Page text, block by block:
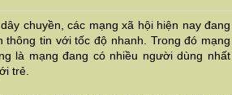
chuyền, các mạng xã hội hiện nay đang
tin với tốc độ nhanh. Trong đó mạng
là mạng đang có nhiều người dùng nhất
trẻ.